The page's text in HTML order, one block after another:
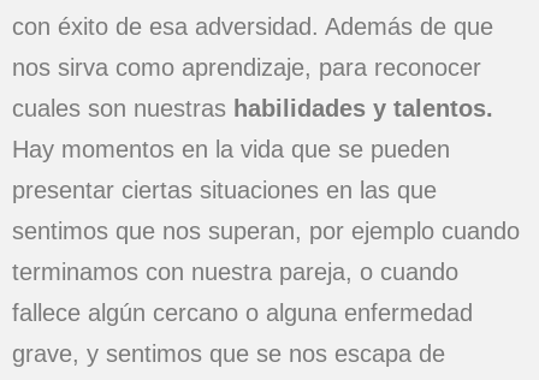
con éxito de esa adversidad. Además de que
nos sirva como aprendizaje, para reconocer
cuales son nuestras habilidades y talentos.
Hay momentos en la vida que se pueden
presentar ciertas situaciones en las que
sentimos que nos superan, por ejemplo cuando
terminamos con nuestra pareja, o cuando
fallece algún cercano o alguna enfermedad
grave, y sentimos que se nos escapa de